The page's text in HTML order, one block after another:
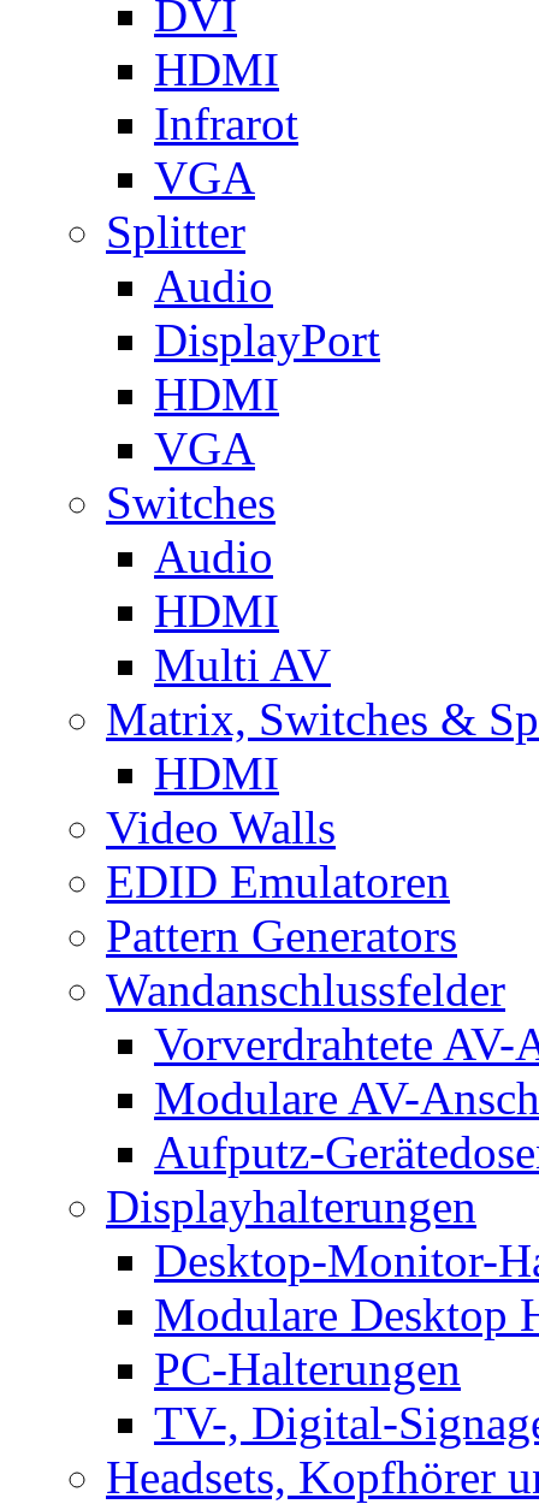
DVI
HDMI
Infrarot
VGA
Splitter
Audio
DisplayPort
HDMI
VGA
Switches
Audio
HDMI
Multi AV
Matrix, Switches &
HDMI
Video Walls
EDID Emulatoren
Pattern Generators
Wandanschlussfelder
Vorverdrahtete AV-
Modulare AV-
Aufputz-
Displayhalterungen
Desktop-Monitor-
Modulare Desktop
PC-Halterungen
TV-, Digital-
Headsets, Kopfhörer